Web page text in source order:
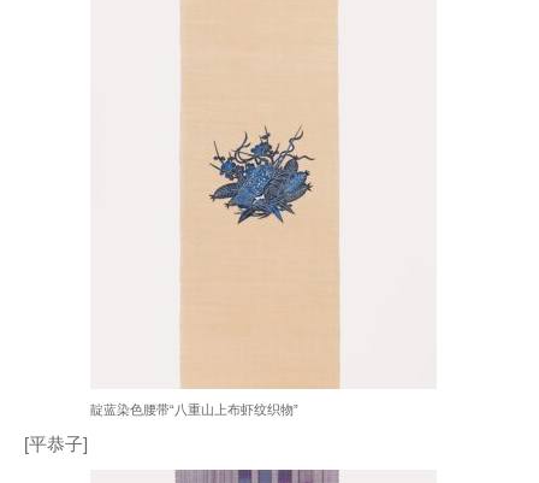
靛蓝染色腰带“八重山上布虾纹织物”
[平恭子]